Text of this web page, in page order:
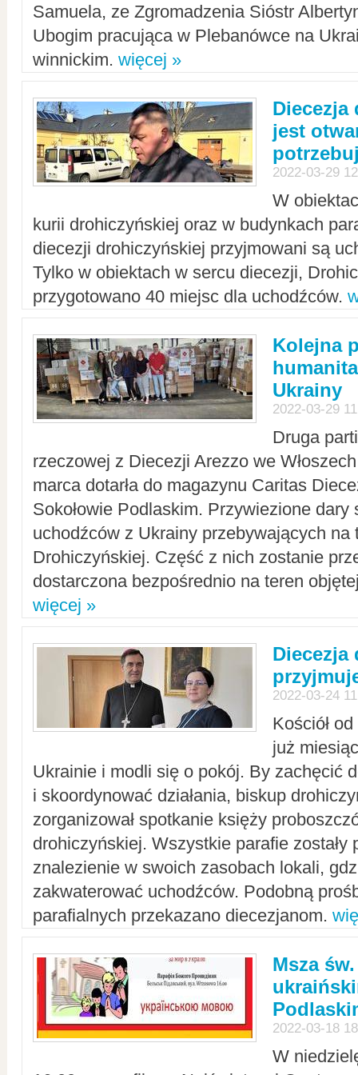
Samuela, ze Zgromadzenia Sióstr
Ubogim pracująca w Plebanówce na
winnickim. więcej »
Diecezja
jest
2022-03-29
W
kurii drohiczyńskiej oraz w budynkach
diecezji drohiczyńskiej przyjmowani są
Tylko w obiektach w sercu diecezji,
przygotowano 40 miejsc dla uchodźców.
Kolejna
Ukrainy
2022-03-29
Druga
rzeczowej z Diecezji Arezzo we
marca dotarła do magazynu Caritas
Sokołowie Podlaskim. Przywiezione dary
uchodźców z Ukrainy przebywających na
Drohiczyńskiej. Część z nich zostanie
dostarczona bezpośrednio na teren
więcej »
Diecezja
2022-03-24
Kościół
już
Ukrainie i modli się o pokój. By zachęcić
i skoordynować działania, biskup
zorganizował spotkanie księży
drohiczyńskiej. Wszystkie parafie zostały
znalezienie w swoich zasobach lokali,
zakwaterować uchodźców. Podobną
parafialnych przekazano diecezjanom.
Msza
2022-03-18
W